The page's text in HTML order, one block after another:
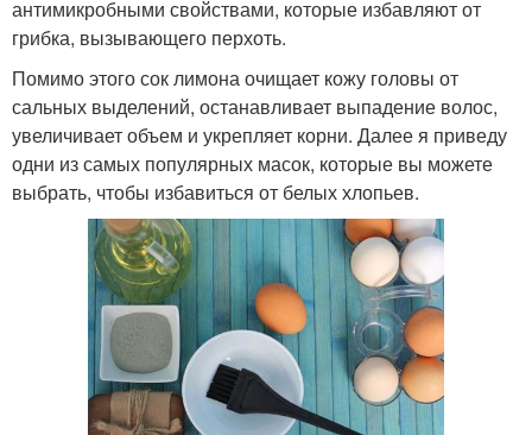
антимикробными свойствами, которые избавляют от
грибка, вызывающего перхоть.
Помимо этого сок лимона очищает кожу головы от
сальных выделений, останавливает выпадение волос,
увеличивает объем и укрепляет корни. Далее я приведу
одни из самых популярных масок, которые вы можете
выбрать, чтобы избавиться от белых хлопьев.